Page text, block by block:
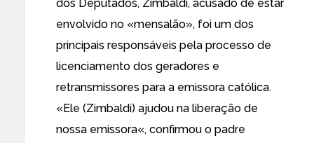
dos Deputados, Zimbaldi, acusado de estar
envolvido no «mensalão», foi um dos
principais responsáveis pela processo de
licenciamento dos geradores e
retransmissores para a emissora católica.
«Ele (Zimbaldi) ajudou na liberação de
nossa emissora«, confirmou o padre